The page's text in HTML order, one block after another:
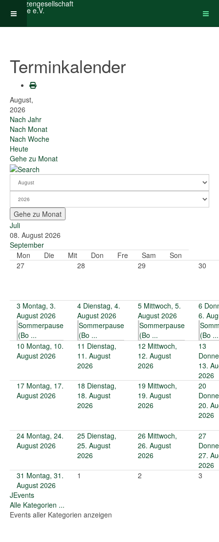
Terminkalender
August,
2026
Nach Jahr
Nach Monat
Nach Woche
Heute
Gehe zu Monat
Gehe zu Monat
Juli
08. August 2026
September
Mon
Die Mit Don Fre Sam
Son
27
28 29 30
3 Montag, 3.
August 2026
Sommerpause
(Bo ...
4 Dienstag, 4.
August 2026
Sommerpause
(Bo ...
5 Mittwoch, 5.
August 2026
Sommerpause
(Bo ...
6
6.
(Bo ...
10 Montag, 10.
August 2026
11 Dienstag,
11. August
2026
12 Mittwoch,
12. August
2026
13
13.
2026
17 Montag, 17.
August 2026
18 Dienstag,
18. August
2026
19 Mittwoch,
19. August
2026
20
20.
2026
24 Montag, 24.
August 2026
25 Dienstag,
25. August
2026
26 Mittwoch,
26. August
2026
27
27.
2026
31 Montag, 31.
August 2026
1 2
3
JEvents
Alle Kategorien ...
Events aller Kategorien anzeigen